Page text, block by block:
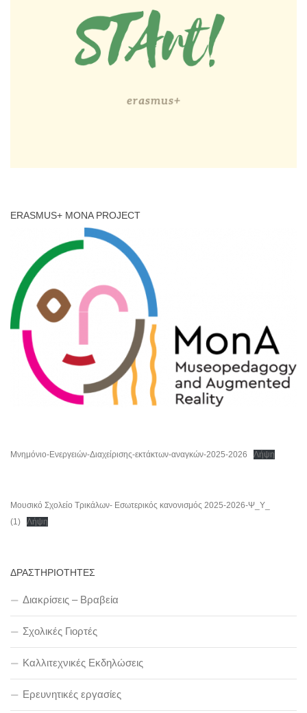
ERASMUS+ MONA PROJECT
Μνημόνιο-Ενεργειών-Διαχείρισης-εκτάκτων-αναγκών-2025-2026 Λήψη
Μουσικό Σχολείο Τρικάλων- Εσωτερικός κανονισμός 2025-2026-Ψ_Υ_
(1)
Λήψη
ΔΡΑΣΤΗΡΙΟΤΗΤΕΣ
Διακρίσεις – Βραβεία
Σχολικές Γιορτές
Καλλιτεχνικές Εκδηλώσεις
Ερευνητικές εργασίες